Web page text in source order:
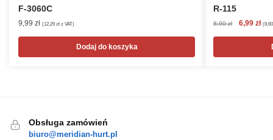
F-3060C
9,99 zł (12,29 zł z VAT)
Dodaj do koszyka
R-115
8,90zł
Pierwotna
8,90 zł.
6,99 zł (
Obsługa zamówień
biuro@meridian-hurt.pl